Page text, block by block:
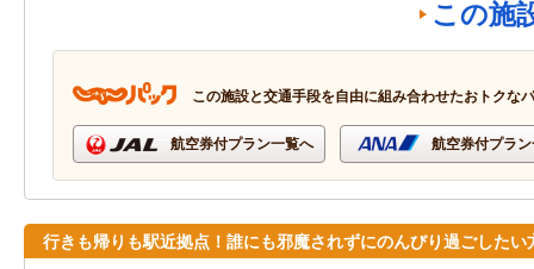
この施
この施設と交通手段を自由に組み合わせたおトクな
航空券付プラン一覧へ 航空券付プラ
行きも帰りも駅近拠点！誰にも邪魔されずにのんびり過ごしたい